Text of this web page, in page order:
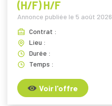
(H/F) H/F
Annonce publiée le 5 août 2026
Contrat :
Lieu :
Durée :
Temps :
Voir l'offre